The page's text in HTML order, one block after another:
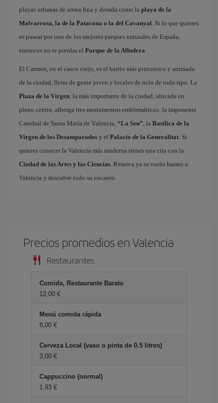
playas urbanas de arena fina y dorada como la playa de la
Malvarrosa, la de la Patacona o la del Cavanyal. Si lo que quieres
es pasear por uno de los mejores parques naturales de España,
entonces no te pierdas el Parque de la Albufera.
El Carmen, en el casco viejo, es el barrio más pintoresco y animado
de la ciudad, lleno de gente joven y locales de ocio de todo tipo. La
Plaza de la Virgen, la más importante de la ciudad, ubicada en
pleno centro, alberga tres monumentos emblemáticos: la imponente
Catedral de Santa María de Valencia, “La Seu”, la Basílica de la
Virgen de los Desamparados y el Palacio de la Generalitat. Si
quieres conocer la Valencia más moderna tienes una cita con la
Ciudad de las Artes y las Ciencias. Reserva ya tu vuelo barato a
Valencia y descubre todo su encanto.
Precios promedios en Valencia
Restaurantes
Comida, Restaurante Barato
12,00 €
Menú comida rápida
8,00 €
Cerveza Local (vaso o pinta de 0.5 litros)
3,00 €
Cappuccino (normal)
1,93 €